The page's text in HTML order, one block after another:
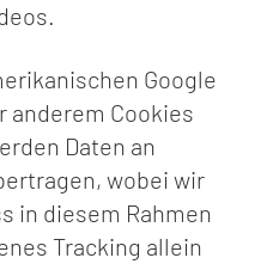
Google
anderem Cookies
Daten an
wobei wir
in diesem Rahmen
Tracking allein